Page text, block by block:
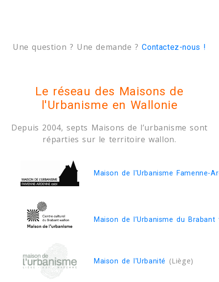
Une question ? Une demande ?Contactez-nous !
Le réseau des Maisons de
l'Urbanisme en Wallonie
Depuis 2004, septs Maisons de l’urbanisme sont
réparties sur le territoire wallon.
Maison de l'Urbanisme Famenne-
Maison de l’Urbanisme du Brabant
Maison de l'Urbanité (Liège)